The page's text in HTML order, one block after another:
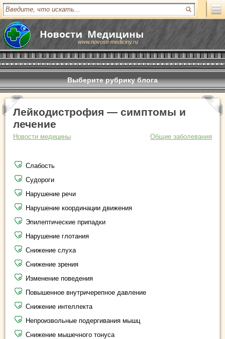
www.novosti-mediciny.ru
Выберите рубрику блога
Лейкодистрофия — симптомы и
лечение
Новости медицины Общие заболевания
Слабость
Судороги
Нарушение речи
Нарушение координации движения
Эпилептические припадки
Нарушение глотания
Снижение слуха
Снижение зрения
Изменение поведения
Повышенное внутричерепное давление
Снижение интеллекта
Непроизвольные подергивания мышц
Снижение мышечного тонуса